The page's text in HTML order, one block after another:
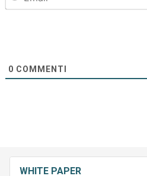
0 COMMENTI
WHITE PAPER